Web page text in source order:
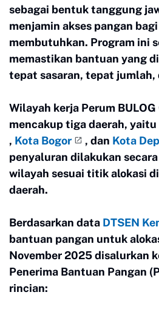
sebagai bentuk tanggung
menjamin akses pangan
membutuhkan. Program ini
memastikan bantuan yang
tepat sasaran, tepat
Wilayah kerja Perum
mencakup tiga daerah, yaitu
, Kota Bogor , dan Kota
penyaluran dilakukan
wilayah sesuai titik alokasi
daerah.
Berdasarkan data DTSEN
bantuan pangan untuk
November 2025 disalurkan
Penerima Bantuan Pangan
rincian: